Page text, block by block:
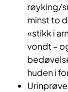
røyking/
minst to
«stikk i
vondt –
huden i